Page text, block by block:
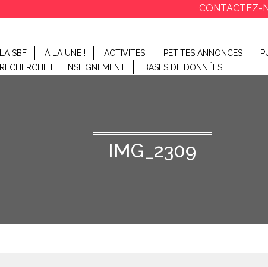
CONTACTEZ-
LA SBF À LA UNE ! ACTIVITÉS PETITES ANNONCES
RECHERCHE ET ENSEIGNEMENT
BASES DE DONNÉES
IMG_2309